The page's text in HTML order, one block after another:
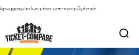
kan priser være over pålydende.